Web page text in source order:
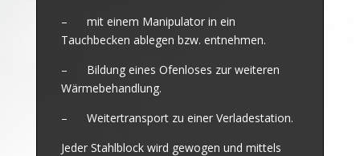
– mit einem Manipulator in ein
Tauchbecken ablegen bzw. entnehmen.
– Bildung eines Ofenloses zur weiteren
Wärmebehandlung.
– Weitertransport zu einer Verladestation.
Jeder Stahlblock wird gewogen und mittels